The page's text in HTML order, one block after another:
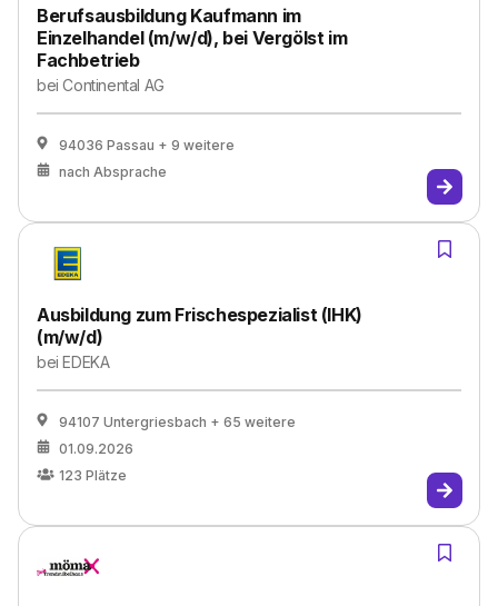
Berufsausbildung Kaufmann im
Einzelhandel (m/w/d), bei Vergölst im
Fachbetrieb
beiContinental AG
94036 Passau + 9 weitere
nach Absprache
Ausbildung zum Frischespezialist (IHK)
(m/w/d)
beiEDEKA
94107 Untergriesbach + 65 weitere
01.09.2026
123 Plätze